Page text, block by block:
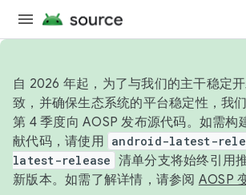
自 2026 年起，为了与我们的主干稳定
致，并确保生态系统的平台稳定性，我
第 4 季度向 AOSP 发布源代码。如需构
献代码，请使用 android-latest-
latest-release 清单分支将始终引用
新版本。如需了解详情，请参阅 AOSP